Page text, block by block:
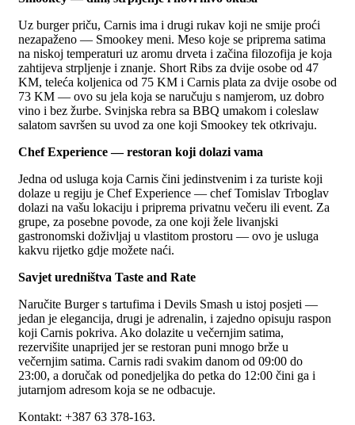
Uz burger priču, Carnis ima i drugi rukav koji ne smije proći
nezapaženo — Smookey meni. Meso koje se priprema satima
na niskoj temperaturi uz aromu drveta i začina filozofija je koja
zahtijeva strpljenje i znanje. Short Ribs za dvije osobe od 47
KM, teleća koljenica od 75 KM i Carnis plata za dvije osobe od
73 KM — ovo su jela koja se naručuju s namjerom, uz dobro
vino i bez žurbe. Svinjska rebra sa BBQ umakom i coleslaw
salatom savršen su uvod za one koji Smookey tek otkrivaju.
Chef Experience — restoran koji dolazi vama
Jedna od usluga koja Carnis čini jedinstvenim i za turiste koji
dolaze u regiju je Chef Experience — chef Tomislav Trboglav
dolazi na vašu lokaciju i priprema privatnu večeru ili event. Za
grupe, za posebne povode, za one koji žele livanjski
gastronomski doživljaj u vlastitom prostoru — ovo je usluga
kakvu rijetko gdje možete naći.
Savjet uredništva Taste and Rate
Naručite Burger s tartufima i Devils Smash u istoj posjeti —
jedan je elegancija, drugi je adrenalin, i zajedno opisuju raspon
koji Carnis pokriva. Ako dolazite u večernjim satima,
rezervišite unaprijed jer se restoran puni mnogo brže u
večernjim satima. Carnis radi svakim danom od 09:00 do
23:00, a doručak od ponedjeljka do petka do 12:00 čini ga i
jutarnjom adresom koja se ne odbacuje.
Kontakt: +387 63 378-163.